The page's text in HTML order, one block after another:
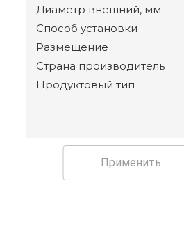
Диаметр внешний, мм
Способ установки
Размещение
Страна производитель
Продуктовый тип
Применить